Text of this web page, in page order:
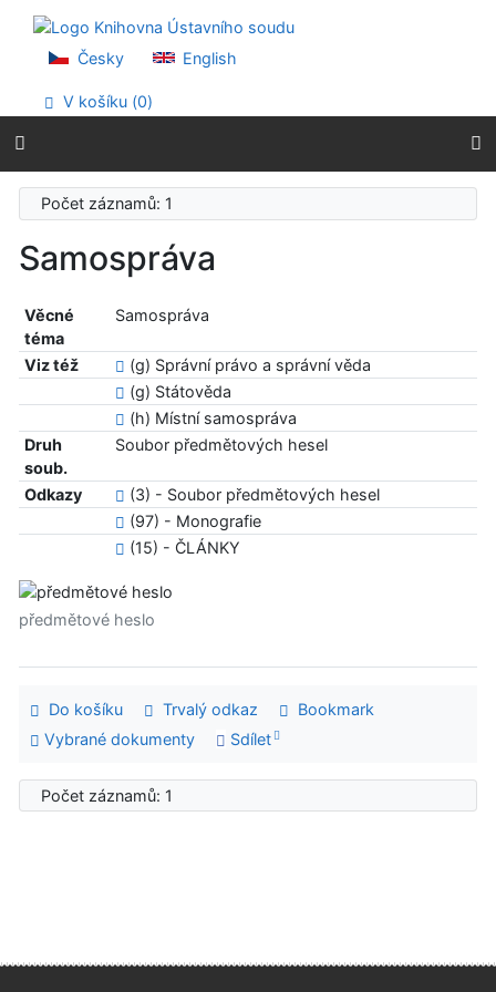
Přejít na menu
Prohlášení o webové přístupnosti
Česky English
V košíku (0)
Počet záznamů: 1
Samospráva
Věcné
téma
Samospráva
Viz též
(g) Správní právo a správní věda
(g) Státověda
(h) Místní samospráva
Druh
soub.
Soubor předmětových hesel
Odkazy
(3) - Soubor předmětových hesel
(97) - Monografie
(15) - ČLÁNKY
předmětové heslo
Do košíku Trvalý odkaz
Bookmark
Vybrané dokumenty
Sdílet
Počet záznamů: 1